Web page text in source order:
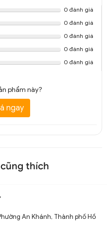
trang trí DTT 8212A
0 đánh giá
0 đánh giá
0 đánh giá
0 đánh giá
0 đánh giá
phẩm này?
ngay
thích
An Khánh, Thành phố Hồ